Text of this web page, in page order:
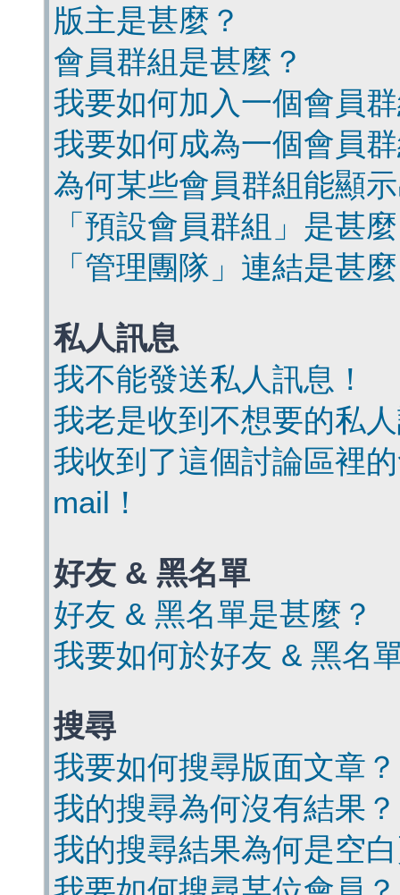
版主是甚麼？
會員群組是甚麼？
我要如何加入一個會員
我要如何成為一個會員
為何某些會員群組能顯
「預設會員群組」是甚
「管理團隊」連結是甚
私人訊息
我不能發送私人訊息！
我老是收到不想要的私
我收到了這個討論區裡
mail！
好友 & 黑名單
好友 & 黑名單是甚麼？
我要如何於好友 & 黑名
搜尋
我要如何搜尋版面文章？
我的搜尋為何沒有結果？
我的搜尋結果為何是空